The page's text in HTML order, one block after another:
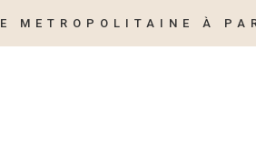
METROPOLITAINE À